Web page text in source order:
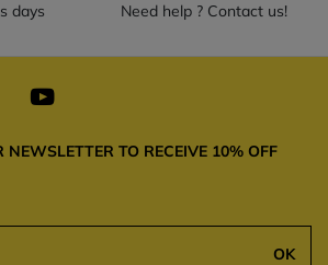
days
Need help ? Contact us!
NEWSLETTER TO RECEIVE 10% OFF
OK